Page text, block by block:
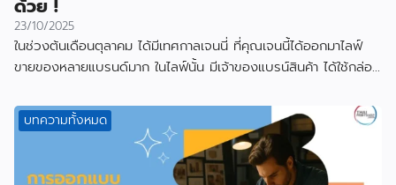
ด้วย !
23/10/2025
ในช่วงต้นเดือนตุลาคม ได้มีเทศกาลเจนนี่ ที่คุณเจนนี้ได้ออกมาไลฟ์
ขายของหลายแบรนด์มาก ในไลฟ์นั้น มีเจ้าของแบรน์สินค้า ได้ใช้กล่อง
บทความทั้งหมด